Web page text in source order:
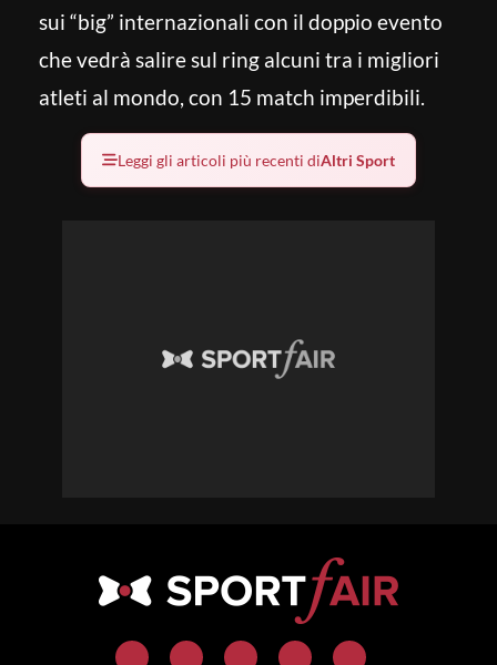
sui “big” internazionali con il doppio evento
che vedrà salire sul ring alcuni tra i migliori
atleti al mondo, con 15 match imperdibili.
Leggi gli articoli più recenti diAltri Sport